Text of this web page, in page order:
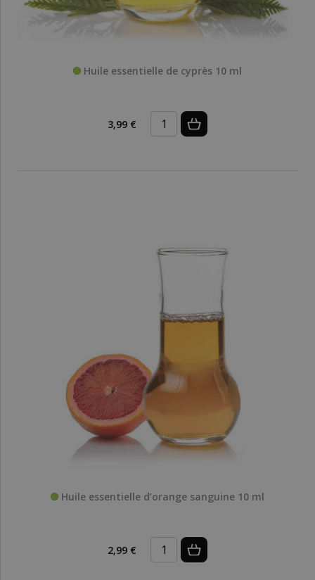
Huile essentielle de cyprès 10 ml
3,99 €
Huile essentielle d’orange sanguine 10 ml
2,99 €